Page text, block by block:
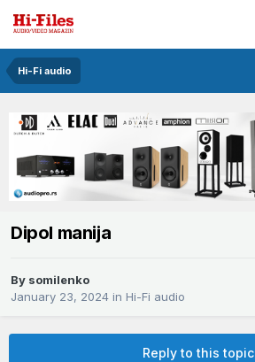
Hi-Fi audio
Dipol manija
By somilenko
January 23, 2024 in Hi-Fi audio
Reply to this topic